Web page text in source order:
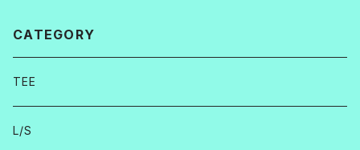
CATEGORY
TEE
L/S